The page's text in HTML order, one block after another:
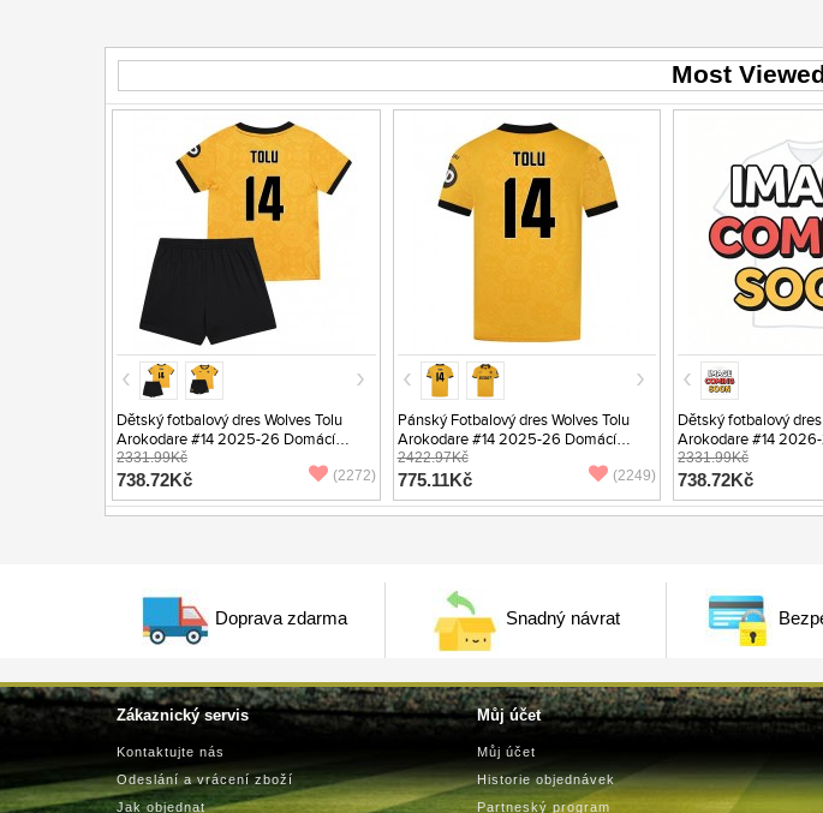
Most
Dětský fotbalový dres Wolves Tolu
Arokodare #14 2025-26 Domácí
Krátký Rukáv (+ trenýrky)
2331.99Kč
738.72Kč (2272)
Pánský Fotbalový dres Wolves Tolu
Arokodare #14 2025-26 Domácí
Krátký Rukáv
2422.97Kč
775.11Kč (2249)
Dětský fotbalový
Arokodare #14
Krátký Rukáv (+
2331.99Kč
738.72Kč
Doprava zdarma Snadný návrat
Zákaznický servis
Kontaktujte nás
Odeslání a vrácení zboží
Jak objednat
Můj účet
Můj účet
Historie objednávek
Partneský program